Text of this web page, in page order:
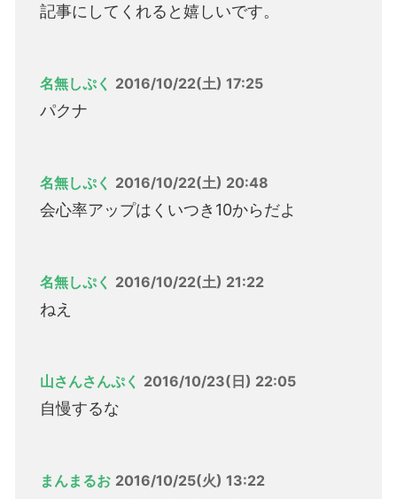
記事にしてくれると嬉しいです。
名無しぷく 2016/10/22(土) 17:25
パクナ
名無しぷく 2016/10/22(土) 20:48
会心率アップはくいつき10からだよ
名無しぷく 2016/10/22(土) 21:22
ねえ
山さんさんぷく 2016/10/23(日) 22:05
自慢するな
まんまるお 2016/10/25(火) 13:22